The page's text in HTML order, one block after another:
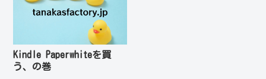
Kindle Paperwhiteを買
う、の巻